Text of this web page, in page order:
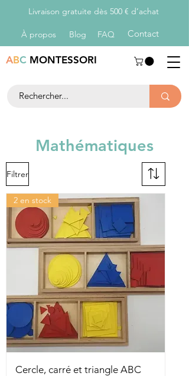
Livraison gratuite dès 500 € d’achat
À propos Blog FAQ Contact
ABC MONTESSORI
Mathématiques
Filtrer
2 en stock
Cercle, carré et triangle ABC